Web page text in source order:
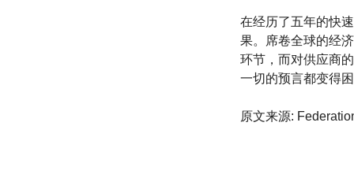
在经历了五年的快
果。席卷全球的经
环节，而对供应商
一切的预言都变得
原文来源: